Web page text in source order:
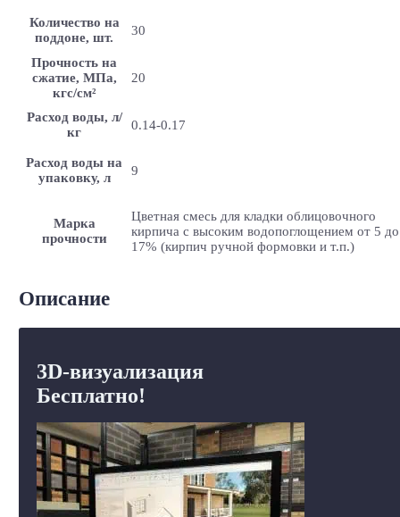
Количество на
поддоне, шт.
30
Прочность на
сжатие, МПа,
кгс/см²
20
Расход воды, л/
кг
0.14-0.17
Расход воды на
упаковку, л
9
Марка
прочности
Цветная смесь для кладки облицовочного
кирпича с высоким водопоглощением от 5 до
17% (кирпич ручной формовки и т.п.)
Описание
3D-визуализация
Бесплатно!